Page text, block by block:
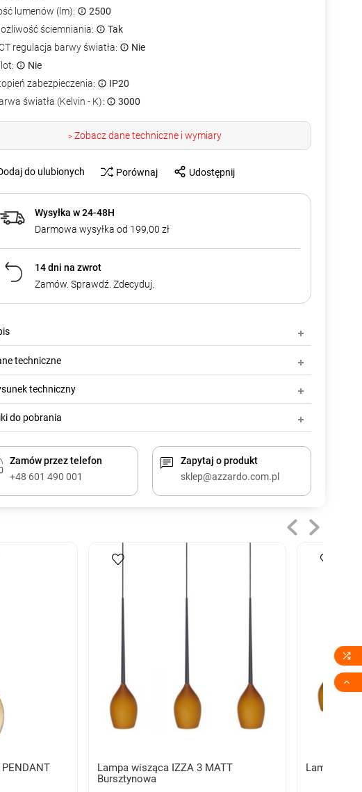
lumenów (lm):
2500
ściemniania:
Tak
regulacja barwy światła:
Nie
Nie
zabezpieczenia:
IP20
światła (Kelvin - K):
3000
> Zobacz dane techniczne i wymiary
do ulubionych Porównaj Udostępnij
Wysyłka w 24-48H
Darmowa wysyłka od 199,00 zł
14 dni na zwrot
Zamów. Sprawdź. Zdecyduj.
techniczne
techniczny
do pobrania
Zamów przez telefon
+48 601 490 001
Zapytaj o produkt
sklep@azzardo.com.pl
Lampa wisząca IZZA 3 MATT
Bursztynowa
Lampa

